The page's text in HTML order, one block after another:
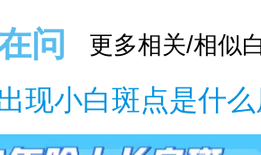
问 更多相关/相似
现小白斑点是什